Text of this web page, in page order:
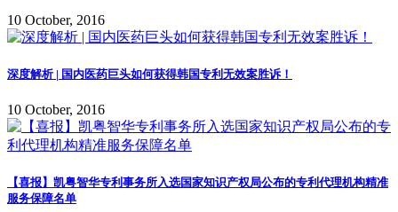
10 October, 2016
深度解析 | 国内医药巨头如何获得韩国专利无效案胜诉！
10 October, 2016
【喜报】凯粤智华专利事务所入选国家知识产权局公布的专利代理机构精准
服务保障名单